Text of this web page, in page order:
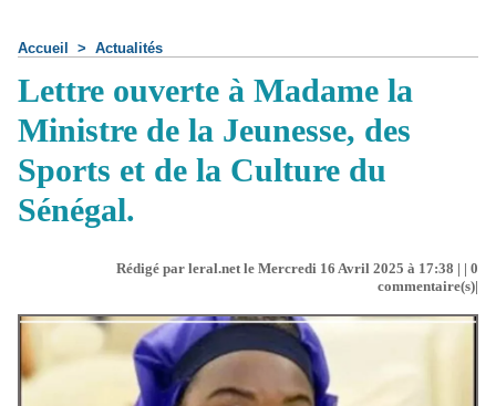
Accueil > Actualités
Lettre ouverte à Madame la
Ministre de la Jeunesse, des
Sports et de la Culture du
Sénégal.
Rédigé par leral.net le Mercredi 16 Avril 2025 à 17:38 | | 0
commentaire(s)|